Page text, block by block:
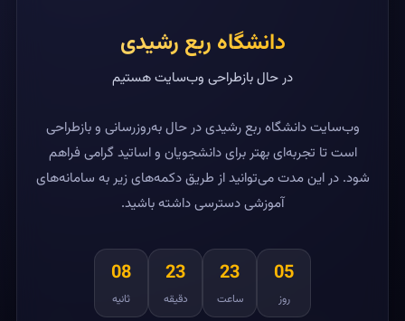
دانشگاه ربع رشیدی
در حال بازطراحی وب‌سایت هستیم
وب‌سایت دانشگاه ربع رشیدی در حال به‌روزرسانی و بازطراحی
است تا تجربه‌ای بهتر برای دانشجویان و اساتید گرامی فراهم
شود. در این مدت می‌توانید از طریق دکمه‌های زیر به سامانه‌های
آموزشی دسترسی داشته باشید.
05
روز
23
ساعت
23
دقیقه
08
ثانیه